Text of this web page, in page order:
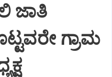
ಜಾತಿ
ಗ್ರಾಮ